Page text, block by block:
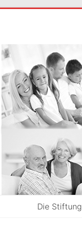
Die Stiftung